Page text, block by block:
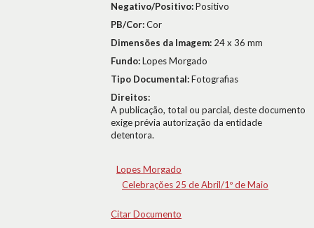
Negativo/Positivo:Positivo
PB/Cor:Cor
Dimensões da Imagem: 24 x 36 mm
Fundo:Lopes Morgado
Tipo Documental:Fotografias
Direitos:
A publicação, total ou parcial, deste documento
exige prévia autorização da entidade
detentora.
Lopes Morgado
Celebrações 25 de Abril/1º de Maio
Citar Documento